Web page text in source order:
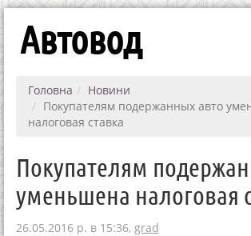
Автовод
Головна
Новини
Покупателям подержанных авто
налоговая ставка
Покупателям
уменьшена налоговая
26.05.2016 р. в 15:36, grad